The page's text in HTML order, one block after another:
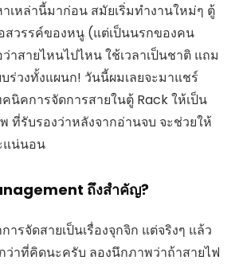
าเหล่านี้มาก่อน สมัยเริ่มทำงานใหม่ๆ ตู้
สวรรค์ของหนู (แต่เป็นนรกของคน
าสายไหนไปไหน ใช้เวลาเป็นชาติ แถม
ร่วงทั้งแผนก! วันนี้ผมเลยจะมาแชร์
นิคการจัดการสายในตู้ Rack ให้เป็น
ที่รับรองว่าหลังจากอ่านจบ จะช่วยให้
แน่นอน
ถึงสำคัญ?
รจัดสายเป็นเรื่องจุกจิก แต่จริงๆ แล้ว
าที่คิดนะครับ ลองนึกภาพว่าถ้าสายไฟ